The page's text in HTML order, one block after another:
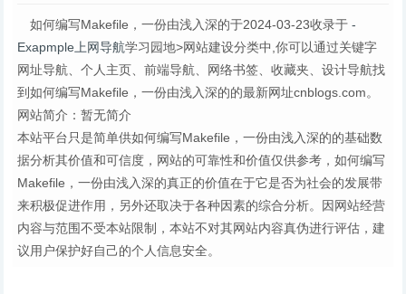
的快
如何编写Makefile，一份由浅入深的于2024-03-23收录于 -
Exapmple上网导航学习园地>网站建设分类中,你可以通过关键字
网址导航、个人主页、前端导航、网络书签、收藏夹、设计导航找
到如何编写Makefile，一份由浅入深的的最新网址cnblogs.com。
网站简介：暂无简介
本站平台只是简单供如何编写Makefile，一份由浅入深的的基础数
据分析其价值和可信度，网站的可靠性和价值仅供参考，如何编写
Makefile，一份由浅入深的真正的价值在于它是否为社会的发展带
来积极促进作用，另外还取决于各种因素的综合分析。因网站经营
内容与范围不受本站限制，本站不对其网站内容真伪进行评估，建
议用户保护好自己的个人信息安全。